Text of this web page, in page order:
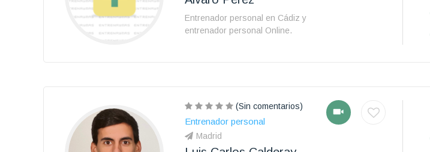
Entrenador personal en Cádiz y
entrenador personal Online.
(Sin comentarios)
Entrenador personal
Madrid